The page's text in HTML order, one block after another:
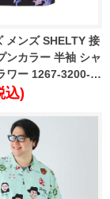
メンズ SHELTY 接
ンカラー 半袖 シャ
ワー 1267-3200-2
8L
込)